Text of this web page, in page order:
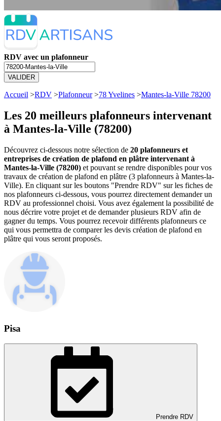
RDV avec un plafonneur
VALIDER
Accueil >RDV >Plafonneur>78 Yvelines >Mantes-la-Ville 78200
Les 20 meilleurs plafonneurs intervenant
à Mantes-la-Ville (78200)
Découvrez ci-dessous notre sélection de 20 plafonneurs et
entreprises de création de plafond en plâtre intervenant à
Mantes-la-Ville (78200) et pouvant se rendre disponibles pour vos
travaux de création de plafond en plâtre (3 plafonneurs à Mantes-la-
Ville). En cliquant sur les boutons "Prendre RDV" sur les fiches de
nos plafonneurs ci-dessous, vous pourrez directement demander un
RDV au professionnel choisi. Vous avez également la possibilité de
nous décrire votre projet et de demander plusieurs RDV afin de
gagner du temps. Vous pourrez recevoir différents plafonneurs ce
qui vous permettra de comparer les devis création de plafond en
plâtre qui vous seront proposés.
Pisa
Prendre RDV